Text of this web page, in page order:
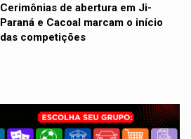
Cerimônias de abertura em Ji-
Paraná e Cacoal marcam o início
das competições